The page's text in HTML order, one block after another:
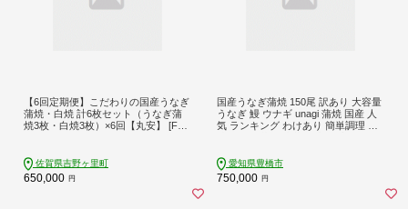
【6回定期便】こだわりの国産うなぎ
蒲焼・白焼 計6枚セット（うなぎ蒲
焼3枚・白焼3枚）×6回【丸安】 [FAD
佐賀県吉野ヶ里町
650,000 円
国産うなぎ蒲焼 150尾 訳あり 大容量
うなぎ 鰻 ウナギ unagi 蒲焼 国産 人
気 ランキング わけあり 簡単調理 冷
付 山椒 おすすめ うなぎのカネナカ
ブランド 愛知県 豊橋市
愛知県豊橋市
750,000 円